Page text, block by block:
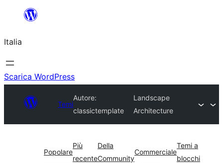
contenuto
Italia
Scarica WordPress
Temi
Autore:
classictemplate
Landscape
Architecture
Popolare
Più
recente
Della
Community
Commerciale
Temi a
blocchi